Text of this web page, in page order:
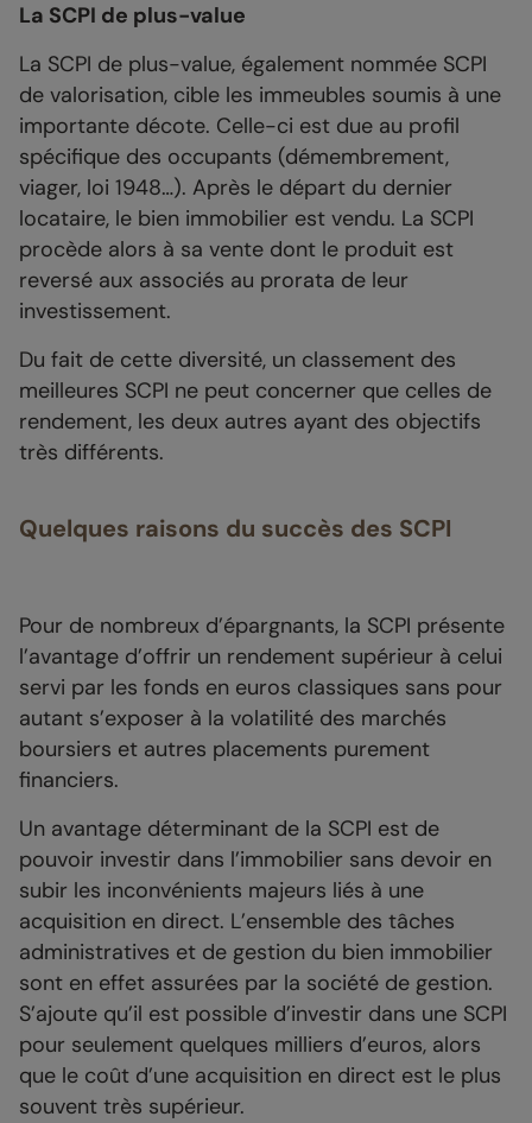
La SCPI de plus-value
La SCPI de plus-value, également nommée SCPI
de valorisation, cible les immeubles soumis à une
importante décote. Celle-ci est due au profil
spécifique des occupants (démembrement,
viager, loi 1948…). Après le départ du dernier
locataire, le bien immobilier est vendu. La SCPI
procède alors à sa vente dont le produit est
reversé aux associés au prorata de leur
investissement.
Du fait de cette diversité, un classement des
meilleures SCPI ne peut concerner que celles de
rendement, les deux autres ayant des objectifs
très différents.
Quelques raisons du succès des SCPI
Pour de nombreux d’épargnants, la SCPI présente
l’avantage d’offrir un rendement supérieur à celui
servi par les fonds en euros classiques sans pour
autant s’exposer à la volatilité des marchés
boursiers et autres placements purement
financiers.
Un avantage déterminant de la SCPI est de
pouvoir investir dans l’immobilier sans devoir en
subir les inconvénients majeurs liés à une
acquisition en direct. L’ensemble des tâches
administratives et de gestion du bien immobilier
sont en effet assurées par la société de gestion.
S’ajoute qu’il est possible d’investir dans une SCPI
pour seulement quelques milliers d’euros, alors
que le coût d’une acquisition en direct est le plus
souvent très supérieur.